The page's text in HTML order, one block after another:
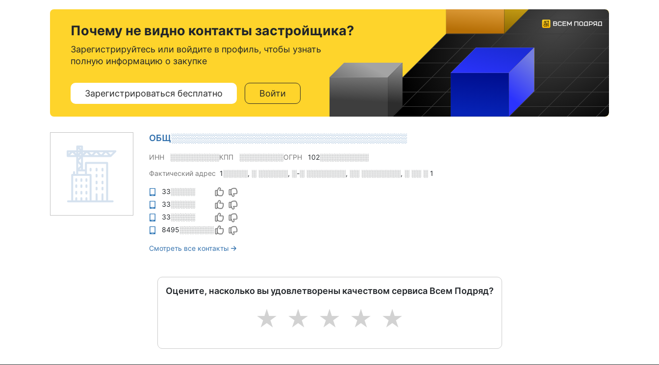
Почему не видно контакты застройщика?
Зарегистрируйтесь или войдите в профиль, чтобы узнать
полную информацию о закупке
Зарегистрироваться бесплатно Войти
ОБЩ░░░░░░░░░░░░░░░░░░░░░░░░░░░░░░░░░░░░░
ИНН ░░░░░░░░░░КПП ░░░░░░░░░ОГРН
102░░░░░░░░░░
Фактический адрес 1░░░░░, ░ ░░░░░░, ░-░ ░░░░░░░░, ░░ ░░░░░░░░, ░ ░░ ░ 1
33░░░░░
33░░░░░
33░░░░░
8495░░░░░░░
Смотреть все контакты
Оцените, насколько вы удовлетворены качеством сервиса Всем Подряд?
5
4
3
2
1